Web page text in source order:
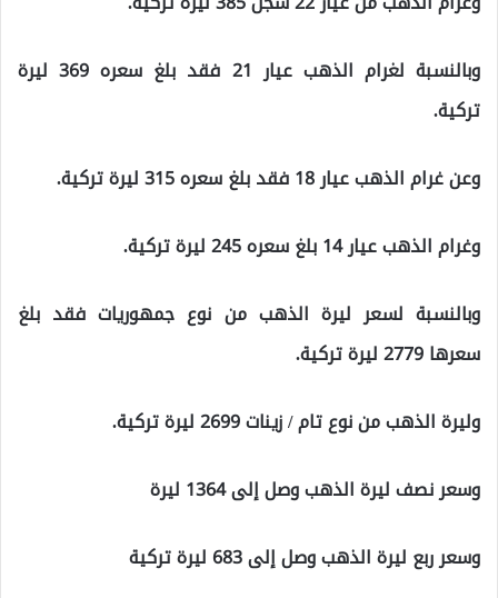
وبالنسبة لغرام الذهب عيار 21 فقد بلغ سعره 369 ليرة
تركية.
وعن غرام الذهب عيار 18 فقد بلغ سعره 315 ليرة تركية.
وغرام الذهب عيار 14 بلغ سعره 245 ليرة تركية.
وبالنسبة لسعر ليرة الذهب من نوع جمهوريات فقد بلغ
سعرها 2779 ليرة تركية.
وليرة الذهب من نوع تام / زينات 2699 ليرة تركية.
وسعر نصف ليرة الذهب وصل إلى 1364 ليرة
وسعر ربع ليرة الذهب وصل إلى 683 ليرة تركية